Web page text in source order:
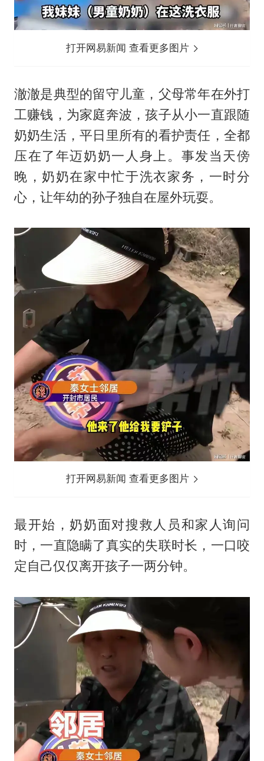
打开网易新闻 查看更多图片
澈澈是典型的留守儿童，父母常年在外打
工赚钱，为家庭奔波，孩子从小一直跟随
奶奶生活，平日里所有的看护责任，全都
压在了年迈奶奶一人身上。事发当天傍
晚，奶奶在家中忙于洗衣家务，一时分
心，让年幼的孙子独自在屋外玩耍。
打开网易新闻 查看更多图片
最开始，奶奶面对搜救人员和家人询问
时，一直隐瞒了真实的失联时长，一口咬
定自己仅仅离开孩子一两分钟。